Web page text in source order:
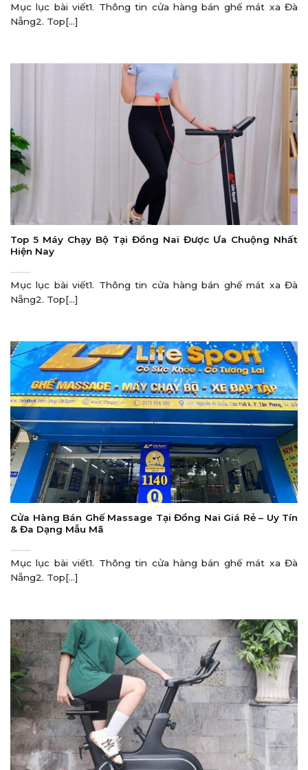
Mục lục bài viết1. Thông tin cửa hàng bán ghế mát xa Đà
Nẵng2. Top[...]
Top 5 Máy Chạy Bộ Tại Đồng Nai Được Ưa Chuộng Nhất
Hiện Nay
Mục lục bài viết1. Thông tin cửa hàng bán ghế mát xa Đà
Nẵng2. Top[...]
Cửa Hàng Bán Ghế Massage Tại Đồng Nai Giá Rẻ – Uy Tín
& Đa Dạng Mẫu Mã
Mục lục bài viết1. Thông tin cửa hàng bán ghế mát xa Đà
Nẵng2. Top[...]